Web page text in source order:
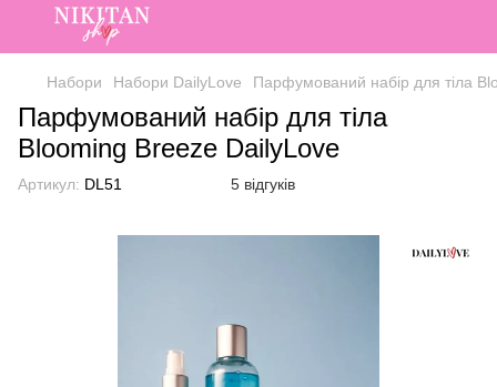
Набори Набори DailyLove Парфумований набір для тіла
Парфумований набір для тіла
Blooming Breeze DailyLove
Артикул: DL51 5 відгуків